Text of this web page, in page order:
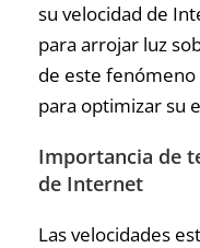
su velocidad de
para arrojar luz
de este
para optimizar su
Importancia de
de Internet
Las velocidades